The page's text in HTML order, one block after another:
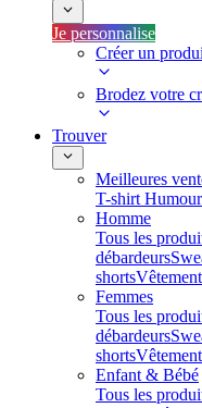
Je personnalise
Créer un
Brodez votre
Trouver
Meilleures
T-shirt Humour
Homme
Tous les
débardeurs
shorts
Femmes
Tous les
débardeurs
shorts
Enfant & Bébé
Tous les